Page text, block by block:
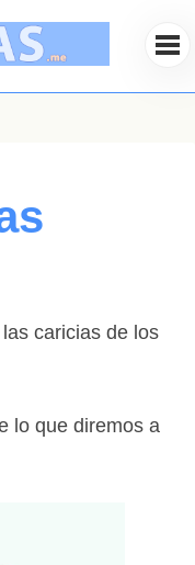
caricias de los
lo que diremos a